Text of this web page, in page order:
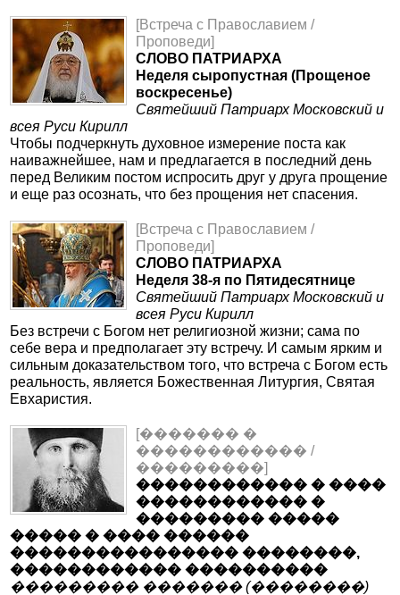
[Встреча с Православием /
Проповеди]
СЛОВО ПАТРИАРХА
Неделя сыропустная (Прощеное
воскресенье)
Святейший Патриарх Московский и
всея Руси Кирилл
Чтобы подчеркнуть духовное измерение поста как
наиважнейшее, нам и предлагается в последний день
перед Великим постом испросить друг у друга прощение
и еще раз осознать, что без прощения нет спасения.
[Встреча с Православием /
Проповеди]
СЛОВО ПАТРИАРХА
Неделя 38-я по Пятидесятнице
Святейший Патриарх Московский и
всея Руси Кирилл
Без встречи с Богом нет религиозной жизни; сама по
себе вера и предполагает эту встречу. И самым ярким и
сильным доказательством того, что встреча с Богом есть
реальность, является Божественная Литургия, Святая
Евхаристия.
[������� �
������������ /
���������]
������������ � ����
������������ �
��������� �����
����� � ���� ������
���������������� ��������,
������������ ����������
��������� ������� (��������)